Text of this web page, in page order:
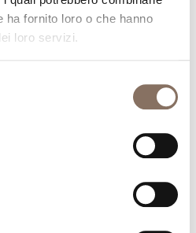
ha fornito loro o che hanno
loro servizi.